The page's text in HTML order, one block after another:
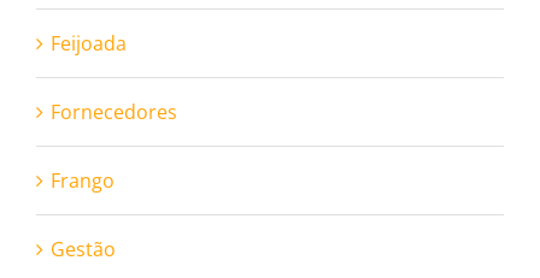
Feijoada
Fornecedores
Frango
Gestão